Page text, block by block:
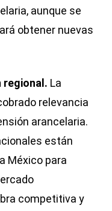
aunque se
obtener nuevas
regional. La
relevancia
arancelaria.
están
México para
competitiva y